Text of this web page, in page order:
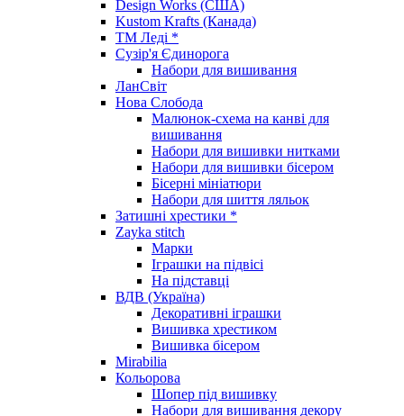
Design Works (США)
Kustom Krafts (Канада)
ТМ Леді *
Сузір'я Єдинорога
Набори для вишивання
ЛанСвіт
Нова Слобода
Малюнок-схема на канві для
вишивання
Набори для вишивки нитками
Набори для вишивки бісером
Бісерні мініатюри
Набори для шиття ляльок
Затишні хрестики *
Zayka stitch
Марки
Іграшки на підвісі
На підставці
ВДВ (Україна)
Декоративні іграшки
Вишивка хрестиком
Вишивка бісером
Mirabilia
Кольорова
Шопер під вишивку
Набори для вишивання декору